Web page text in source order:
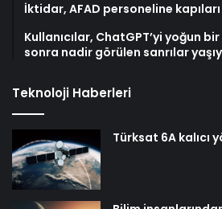
İktidar, AFAD personeline
Kullanıcılar, ChatGPT’yi yoğun
sonra nadir görülen sanrılar
Teknoloji Haberleri
Türksat 6A kalıcı